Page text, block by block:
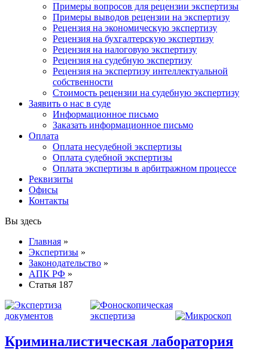
Примеры вопросов для рецензии экспертизы
Примеры выводов рецензии на экспертизу
Рецензия на экономическую экспертизу
Рецензия на бухгалтерскую экспертизу
Рецензия на налоговую экспертизу
Рецензия на судебную экспертизу
Рецензия на экспертизу интеллектуальной
собственности
Стоимость рецензии на судебную экспертизу
Заявить о нас в суде
Информационное письмо
Заказать информационное письмо
Оплата
Оплата несудебной экспертизы
Оплата судебной экспертизы
Оплата экспертизы в арбитражном процессе
Реквизиты
Офисы
Контакты
Вы здесь
Главная »
Экспертизы »
Законодательство »
АПК РФ »
Статья 187
Криминалистическая лаборатория